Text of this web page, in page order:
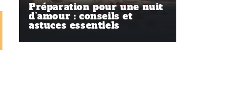
Préparation pour une nuit
d’amour : conseils et
astuces essentiels